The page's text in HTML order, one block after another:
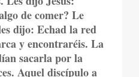
de comer? Le
dijo: Echad la red
y encontraréis. La
sacarla por la
Aquel discípulo a